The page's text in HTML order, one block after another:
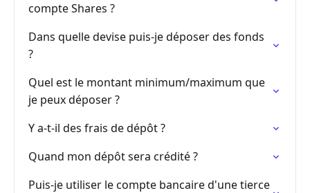
compte Shares ?
Dans quelle devise puis-je déposer des fonds
?
Quel est le montant minimum/maximum que
je peux déposer ?
Y a-t-il des frais de dépôt ?
Quand mon dépôt sera crédité ?
Puis-je utiliser le compte bancaire d'une tierce